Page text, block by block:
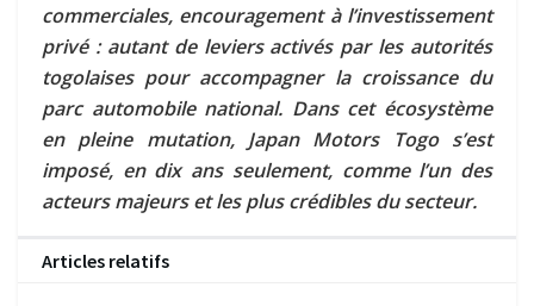
commerciales, encouragement à l’investissement
privé : autant de leviers activés par les autorités
togolaises pour accompagner la croissance du
parc automobile national. Dans cet écosystème
en pleine mutation, Japan Motors Togo s’est
imposé, en dix ans seulement, comme l’un des
acteurs majeurs et les plus crédibles du secteur.
Articles relatifs